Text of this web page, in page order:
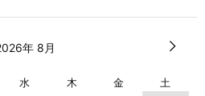
年 8月
水 木 金 土